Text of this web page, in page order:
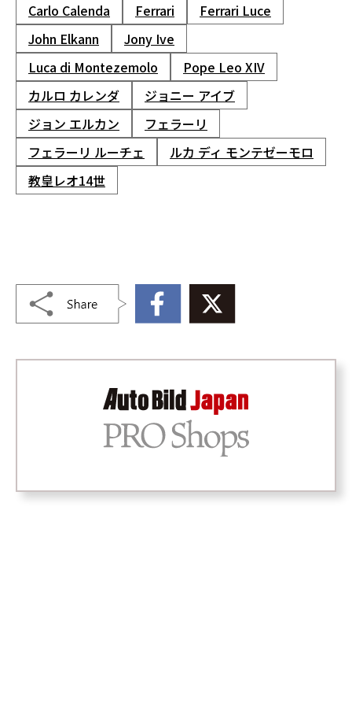
Carlo Calenda Ferrari
Ferrari Luce
John Elkann
Jony Ive
Luca di Montezemolo
Pope Leo XIV
カルロ カレンダ
ジョニー アイブ
ジョン エルカン
フェラーリ
フェラーリ ルーチェ
ルカ ディ モンテゼーモロ
教皇レオ14世